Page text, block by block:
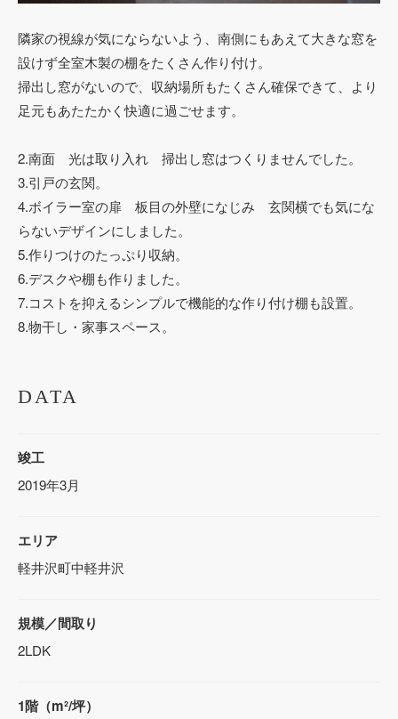
隣家の視線が気にならないよう、南側にもあえて大きな窓を
設けず全室木製の棚をたくさん作り付け。
掃出し窓がないので、収納場所もたくさん確保できて、より
足元もあたたかく快適に過ごせます。
2.南面 光は取り入れ 掃出し窓はつくりませんでした。
3.引戸の玄関。
4.ボイラー室の扉 板目の外壁になじみ 玄関横でも気にな
らないデザインにしました。
5.作りつけのたっぷり収納。
6.デスクや棚も作りました。
7.コストを抑えるシンプルで機能的な作り付け棚も設置。
8.物干し・家事スペース。
DATA
竣工
2019年3月
エリア
軽井沢町中軽井沢
規模／間取り
2LDK
1階（m²/坪）